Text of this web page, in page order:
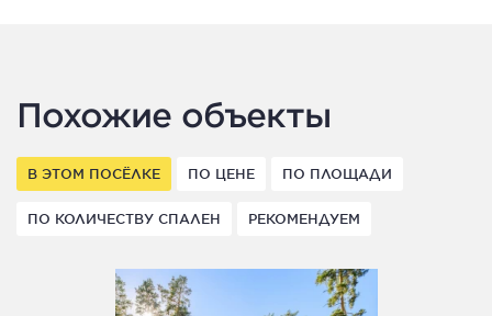
Похожие объекты
В ЭТОМ ПОСЁЛКЕ ПО ЦЕНЕ ПО ПЛОЩАДИ
ПО КОЛИЧЕСТВУ СПАЛЕН РЕКОМЕНДУЕМ